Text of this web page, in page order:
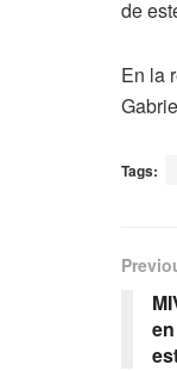
de
En la
Tags: